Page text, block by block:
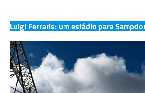
Luigi Ferraris: um estádio para